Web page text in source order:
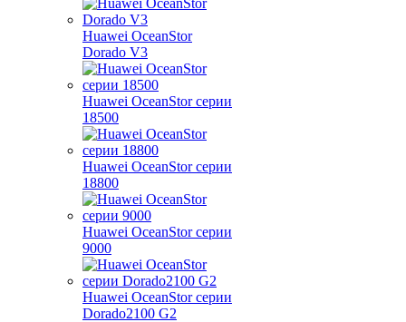
Huawei OceanStor
Dorado V3
Huawei OceanStor серии
18500
Huawei OceanStor серии
18800
Huawei OceanStor серии
9000
Huawei OceanStor серии
Dorado2100 G2